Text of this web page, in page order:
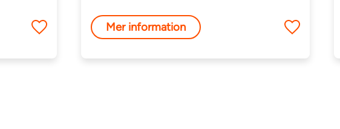
Mer information